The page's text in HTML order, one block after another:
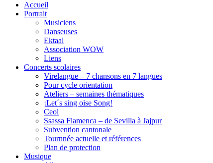
Accueil
Portrait
Musiciens
Danseuses
Ektaal
Association WOW
Liens
Concerts scolaires
Virelangue – 7 chansons en 7 langues
Pour cycle orientation
Ateliers – semaines thématiques
¡Let´s sing oise Song!
Ceol
Ssassa Flamenca – de Sevilla à Jajpur
Subvention cantonale
Tournnée actuelle et références
Plan de protection
Musique